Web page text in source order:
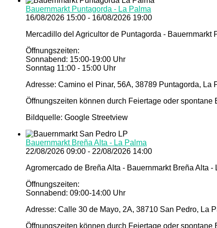
Bauernmarkt Puntagorda - La Palma
16/08/2026 15:00 - 16/08/2026 19:00
Mercadillo del Agricultor de Puntagorda - Bauernmarkt
Öffnungszeiten:
Sonnabend: 15:00-19:00 Uhr
Sonntag 11:00 - 15:00 Uhr
Adresse: Camino el Pinar, 56A, 38789 Puntagorda, La
Öffnungszeiten können durch Feiertage oder
Bildquelle: Google Streetview
Bauernmarkt Breña Alta - La Palma
22/08/2026 09:00 - 22/08/2026 14:00
Agromercado de Breña Alta - Bauernmarkt Breña Alta -
Öffnungszeiten:
Sonnabend: 09:00-14:00 Uhr
Adresse: Calle 30 de Mayo, 2A, 38710 San Pedro, La
Öffnungszeiten können durch Feiertage oder